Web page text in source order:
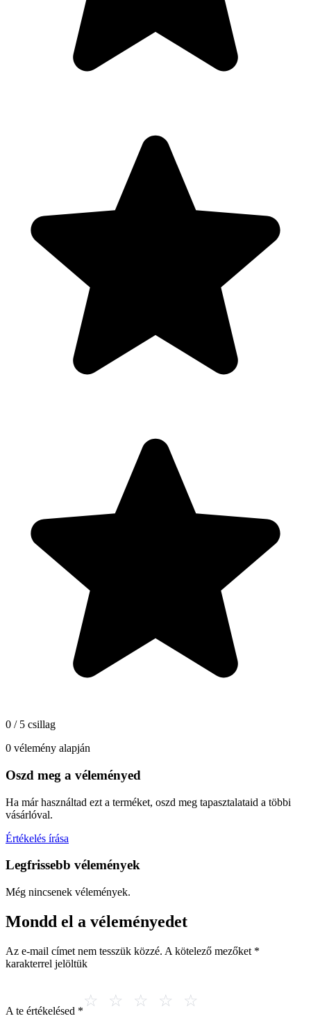
0 / 5 csillag
0 vélemény alapján
Oszd meg a véleményed
Ha már használtad ezt a terméket, oszd meg tapasztalataid a többi
vásárlóval.
Értékelés írása
Legfrissebb vélemények
Még nincsenek vélemények.
Mondd el a véleményedet
Az e-mail címet nem tesszük közzé. A kötelező mezőket *
karakterrel jelöltük
A te értékelésed *